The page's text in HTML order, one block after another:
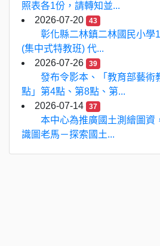
照表各1份，請轉知並...
2026-07-20
43
彰化縣二林鎮二林國民小學
(集中式特教班) 代...
2026-07-26
39
發布令影本、「教育部藝術
點」第4點、第8點、第...
2026-07-14
37
本中心為推廣國土測繪圖資
識圖老馬－探索國土...